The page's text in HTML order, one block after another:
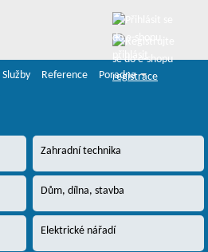
registrace
Služby Reference
Poradna
Zahradní technika
Dům, dílna, stavba
Elektrické nářadí